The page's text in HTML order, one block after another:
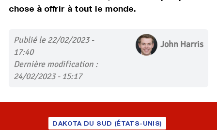
chose à offrir à tout le monde.
Publié le 22/02/2023 -
17:40
Dernière modification :
24/02/2023 - 15:17
John Harris
DAKOTA DU SUD (ÉTATS-UNIS)